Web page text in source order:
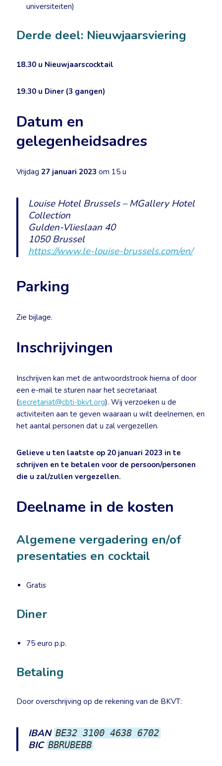
universiteiten)
Derde deel: Nieuwjaarsviering
18.30 u Nieuwjaarscocktail
19.30 u Diner (3 gangen)
Datum en
gelegenheidsadres
Vrijdag 27 januari 2023 om 15 u
Louise Hotel Brussels – MGallery Hotel
Collection
Gulden-Vlieslaan 40
1050 Brussel
https://www.le-louise-brussels.com/en/
Parking
Zie bijlage.
Inschrijvingen
Inschrijven kan met de antwoordstrook hierna of door
een e-mail te sturen naar het secretariaat
(secretariat@cbti-bkvt.org). Wij verzoeken u de
activiteiten aan te geven waaraan u wilt deelnemen, en
het aantal personen dat u zal vergezellen.
Gelieve u ten laatste op 20 januari 2023 in te
schrijven en te betalen voor de persoon/personen
die u zal/zullen vergezellen.
Deelname in de kosten
Algemene vergadering en/of
presentaties en cocktail
Gratis
Diner
75 euro p.p.
Betaling
Door overschrijving op de rekening van de BKVT:
IBAN BE32 3100 4638 6702
BIC BBRUBEBB